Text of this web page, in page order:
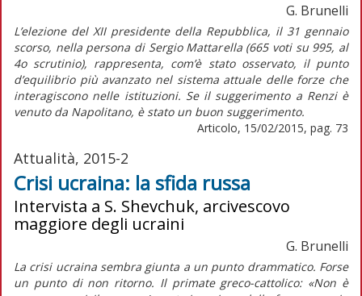
G. Brunelli
L’elezione del XII presidente della Repubblica, il 31 gennaio
scorso, nella persona di Sergio Mattarella (665 voti su 995, al
4o scrutinio), rappresenta, com’è stato osservato, il punto
d’equilibrio più avanzato nel sistema attuale delle forze che
interagiscono nelle istituzioni. Se il suggerimento a Renzi è
venuto da Napolitano, è stato un buon suggerimento.
Articolo, 15/02/2015, pag. 73
Attualità, 2015-2
Crisi ucraina: la sfida russa
Intervista a S. Shevchuk, arcivescovo
maggiore degli ucraini
G. Brunelli
La crisi ucraina sembra giunta a un punto drammatico. Forse
un punto di non ritorno. Il primate greco-cattolico: «Non è